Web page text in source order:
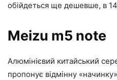
обійдеться ще дешевше, в
Meizu m5 note
Алюмінієвий китайський
пропонує відмінну